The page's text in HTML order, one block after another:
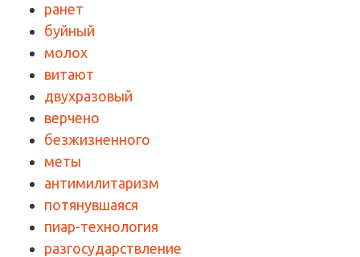
ранет
буйный
молох
витают
двухразовый
верчено
безжизненного
меты
антимилитаризм
потянувшаяся
пиар-технология
разгосударствление